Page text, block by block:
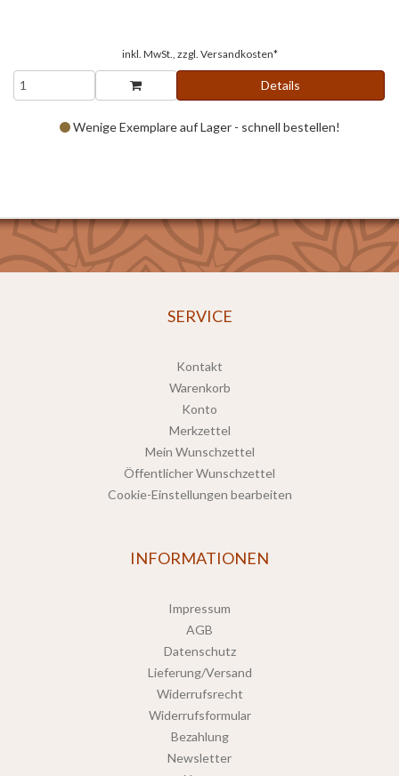
inkl. MwSt., zzgl. Versandkosten*
Details
Wenige Exemplare auf Lager - schnell bestellen!
SERVICE
Kontakt
Warenkorb
Konto
Merkzettel
Mein Wunschzettel
Öffentlicher Wunschzettel
Cookie-Einstellungen bearbeiten
INFORMATIONEN
Impressum
AGB
Datenschutz
Lieferung/Versand
Widerrufsrecht
Widerrufsformular
Bezahlung
Newsletter